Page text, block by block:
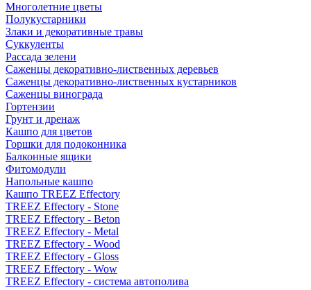
Многолетние цветы
Полукустарники
Злаки и декоративные травы
Суккуленты
Рассада зелени
Саженцы декоративно-лиственных деревьев
Саженцы декоративно-лиственных кустарников
Саженцы винограда
Гортензии
Грунт и дренаж
Кашпо для цветов
Горшки для подоконника
Балконные ящики
Фитомодули
Напольные кашпо
Кашпо TREEZ Effectory
TREEZ Effectory - Stone
TREEZ Effectory - Beton
TREEZ Effectory - Metal
TREEZ Effectory - Wood
TREEZ Effectory - Gloss
TREEZ Effectory - Wow
TREEZ Effectory - система автополива